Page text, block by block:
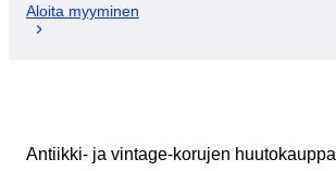
Aloita myyminen
Antiikki- ja vintage-korujen huutokauppa